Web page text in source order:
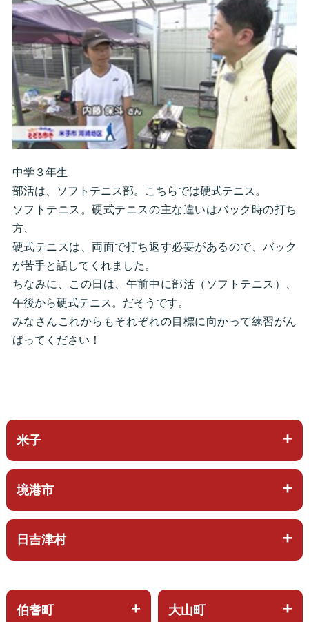
中学３年生
部活は、ソフトテニス部。こちらでは硬式テニス。
ソフトテニス。硬式テニスの主な違いはバック時の打ち
方、
硬式テニスは、両面で打ち返す必要があるので、バック
が苦手と話してくれました。
ちなみに、この日は、午前中に部活（ソフトテニス）、
午後から硬式テニス。だそうです。
みなさんこれからもそれぞれの目標に向かって練習がん
ばってください！
米子
境港市
日吉津村
伯耆町 大山町